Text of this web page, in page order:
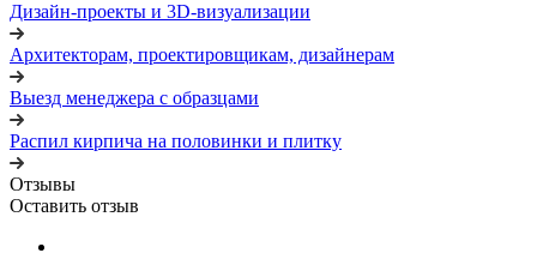
Дизайн-проекты и 3D-визуализации
Архитекторам, проектировщикам, дизайнерам
Выезд менеджера с образцами
Распил кирпича на половинки и плитку
Отзывы
Оставить отзыв